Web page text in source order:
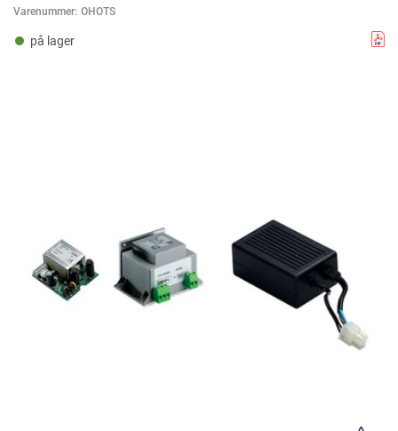
Varenummer: OHOTS
på lager